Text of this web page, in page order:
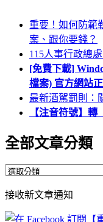
重要！如何防範
案、跟你要錢？
115人事行政總
[免費下載]
檔案) 官方網站
最新酒駕罰則：
【注音符號】
全部文章分類
全
文
章
接收新文章通知